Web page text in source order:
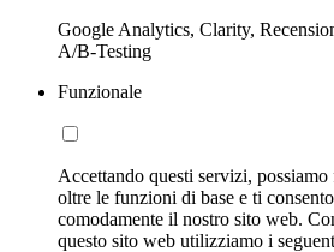
Google Analytics, Clarity,
A/B-Testing
Funzionale
Accettando questi servizi,
oltre le funzioni di base e ti
comodamente il nostro sito web.
questo sito web utilizziamo i